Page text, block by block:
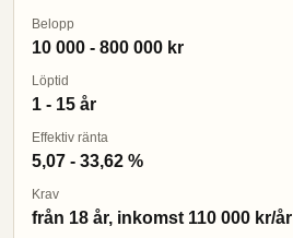
Belopp
10 000 - 800 000 kr
Löptid
1 - 15 år
Effektiv ränta
5,07 - 33,62 %
Krav
från 18 år, inkomst 110 000 kr/år